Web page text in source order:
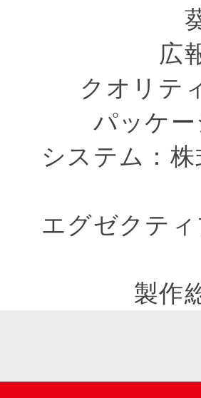
広
クオリテ
パッケ
システム：
エグゼクテ
製作